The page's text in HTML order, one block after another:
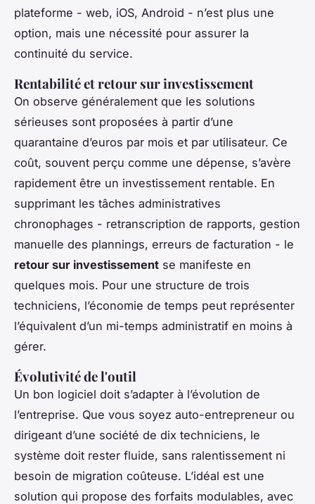
plateforme - web, iOS, Android - n’est plus une
option, mais une nécessité pour assurer la
continuité du service.
Rentabilité et retour sur investissement
On observe généralement que les solutions
sérieuses sont proposées à partir d’une
quarantaine d’euros par mois et par utilisateur. Ce
coût, souvent perçu comme une dépense, s’avère
rapidement être un investissement rentable. En
supprimant les tâches administratives
chronophages - retranscription de rapports, gestion
manuelle des plannings, erreurs de facturation - le
retour sur investissement se manifeste en
quelques mois. Pour une structure de trois
techniciens, l’économie de temps peut représenter
l’équivalent d’un mi-temps administratif en moins à
gérer.
Évolutivité de l'outil
Un bon logiciel doit s’adapter à l’évolution de
l’entreprise. Que vous soyez auto-entrepreneur ou
dirigeant d’une société de dix techniciens, le
système doit rester fluide, sans ralentissement ni
besoin de migration coûteuse. L’idéal est une
solution qui propose des forfaits modulables, avec